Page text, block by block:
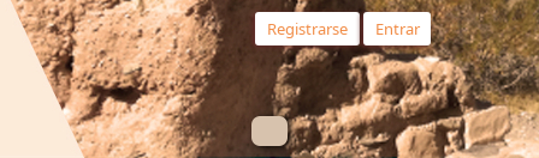
Registrarse Entrar